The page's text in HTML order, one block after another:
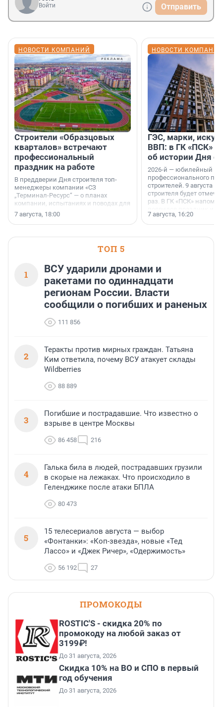
Войти
Отправить
НОВОСТИ КОМПАНИЙ
Строители «Образцовых
кварталов» встречают
профессиональный
праздник на работе
В преддверии Дня строителя топ-
менеджеры компании «СЗ
„Терминал-Ресурс“ — о планах
компании, испытаниях и поводах для
осторожного оптимизма.
7 августа, 18:00
НОВОСТИ
ГЭС, марки,
ВВП: в ГК «ПСК»
об истории Дня
2026-й — юбилейный
профессионального
строителей. 9 августа
строителя будет
раз. В ГК «ПСК»
поменялась роль
7 августа, 16:20
ТОП 5
1
ВСУ ударили дронами и
ракетами по одиннадцати
регионам России. Власти
сообщили о погибших и раненых
111 856
2
Теракты против мирных граждан. Татьяна
Ким ответила, почему ВСУ атакует склады
Wildberries
88 889
3
Погибшие и пострадавшие. Что известно о
взрыве в центре Москвы
86 458 216
4
Галька била в людей, пострадавших грузили
в скорые на лежаках. Что происходило в
Геленджике после атаки БПЛА
80 473
5
15 телесериалов августа — выбор
«Фонтанки»: «Коп-звезда», новые «Тед
Лассо» и «Джек Ричер», «Одержимость»
56 192 27
ПРОМОКОДЫ
ROSTIC'S - скидка 20% по
промокоду на любой заказ от
3199₽!
До 31 августа, 2026
Скидка 10% на ВО и СПО в первый
год обучения
До 31 августа, 2026